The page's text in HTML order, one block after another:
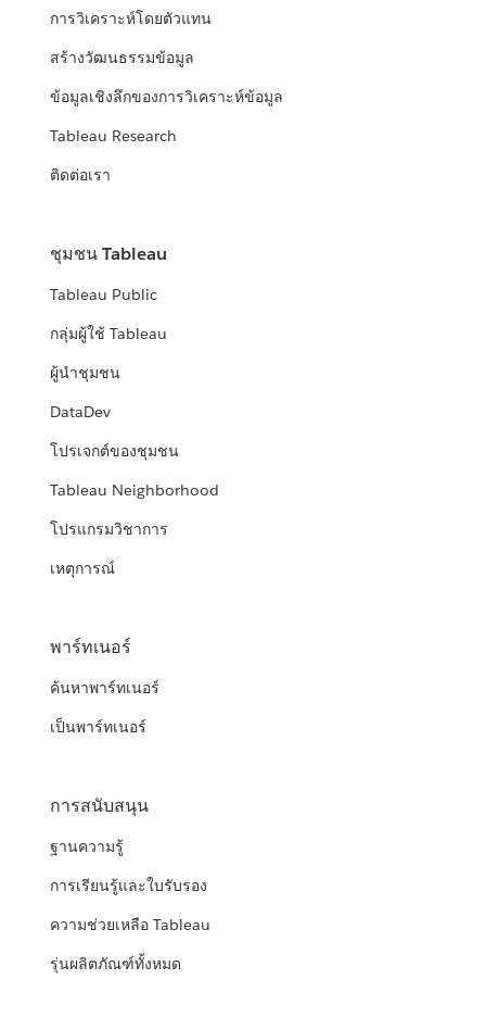
การวิเคราะห์โดยตัวแทน
สร้างวัฒนธรรมข้อมูล
ข้อมูลเชิงลึกของการวิเคราะห์ข้อมูล
Tableau Research
ติดต่อเรา
ชุมชน Tableau
Tableau Public
กลุ่มผู้ใช้ Tableau
ผู้นำชุมชน
DataDev
โปรเจกต์ของชุมชน
Tableau Neighborhood
โปรแกรมวิชาการ
เหตุการณ์
พาร์ทเนอร์
ค้นหาพาร์ทเนอร์
เป็นพาร์ทเนอร์
การสนับสนุน
ฐานความรู้
การเรียนรู้และใบรับรอง
ความช่วยเหลือ Tableau
รุ่นผลิตภัณฑ์ทั้งหมด